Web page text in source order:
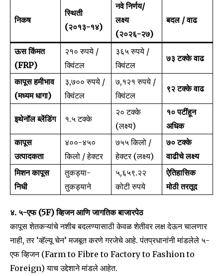
Join our community of
SUBSCRIBERS and be part of the
conversation.
To subscribe, simply enter your email address on our website
or click the subscribe button below. Don't worry, we respect
your privacy and won't spam your inbox. Your information is
safe with us.
निकष
स्थिती
(२०१३-१४)
नवे निर्णय/
लक्ष्य
(२०२६-२७)
बदल / वाढ
ऊस किंमत
(FRP)
२१० रुपये /
क्विंटल
३६५ रुपये /
क्विंटल
७३ टक्के वाढ
कापूस हमीभाव
(मध्यम धागा)
३,७०० रुपये /
क्विंटल
७,१२१ रुपये /
क्विंटल
९२ टक्के वाढ
इथेनॉल ब्लेंडिंग १.५ टक्के
२० टक्के
(लक्ष्य)
१० पटींहून
अधिक
कापूस
उत्पादकता
४००-४५०
किलो / हेक्टर
७५५ किलो /
हेक्टर (लक्ष्य)
७० टक्के
वाढीचे लक्ष्य
मिशन कापूस
निधी
तुकड्या-
तुकड्याने
५,६५९.२२
कोटी रुपये
ऐतिहासिक
मोठी तरतूद
४. ५-एफ (5F) व्हिजन आणि जागतिक बाजारपेठ
कापूस शेतकऱ्यांचे नशीब बदलण्यासाठी केवळ शेतीवर लक्ष देऊन चालणार
नाही, तर ‘व्हॅल्यू चेन’ मजबूत करणे गरजेचे आहे. पंतप्रधानांनी मांडलेले ५-
एफ व्हिजन (Farm to Fibre to Factory to Fashion to
Foreign) याच उद्देशाने मांडले आहेत.